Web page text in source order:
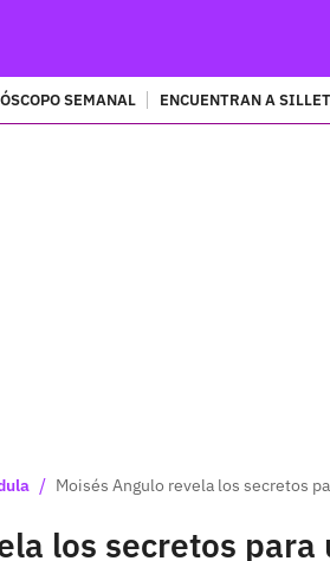
SEMANAL ENCUENTRAN A
/ Moisés Angulo revela los secretos
los secretos